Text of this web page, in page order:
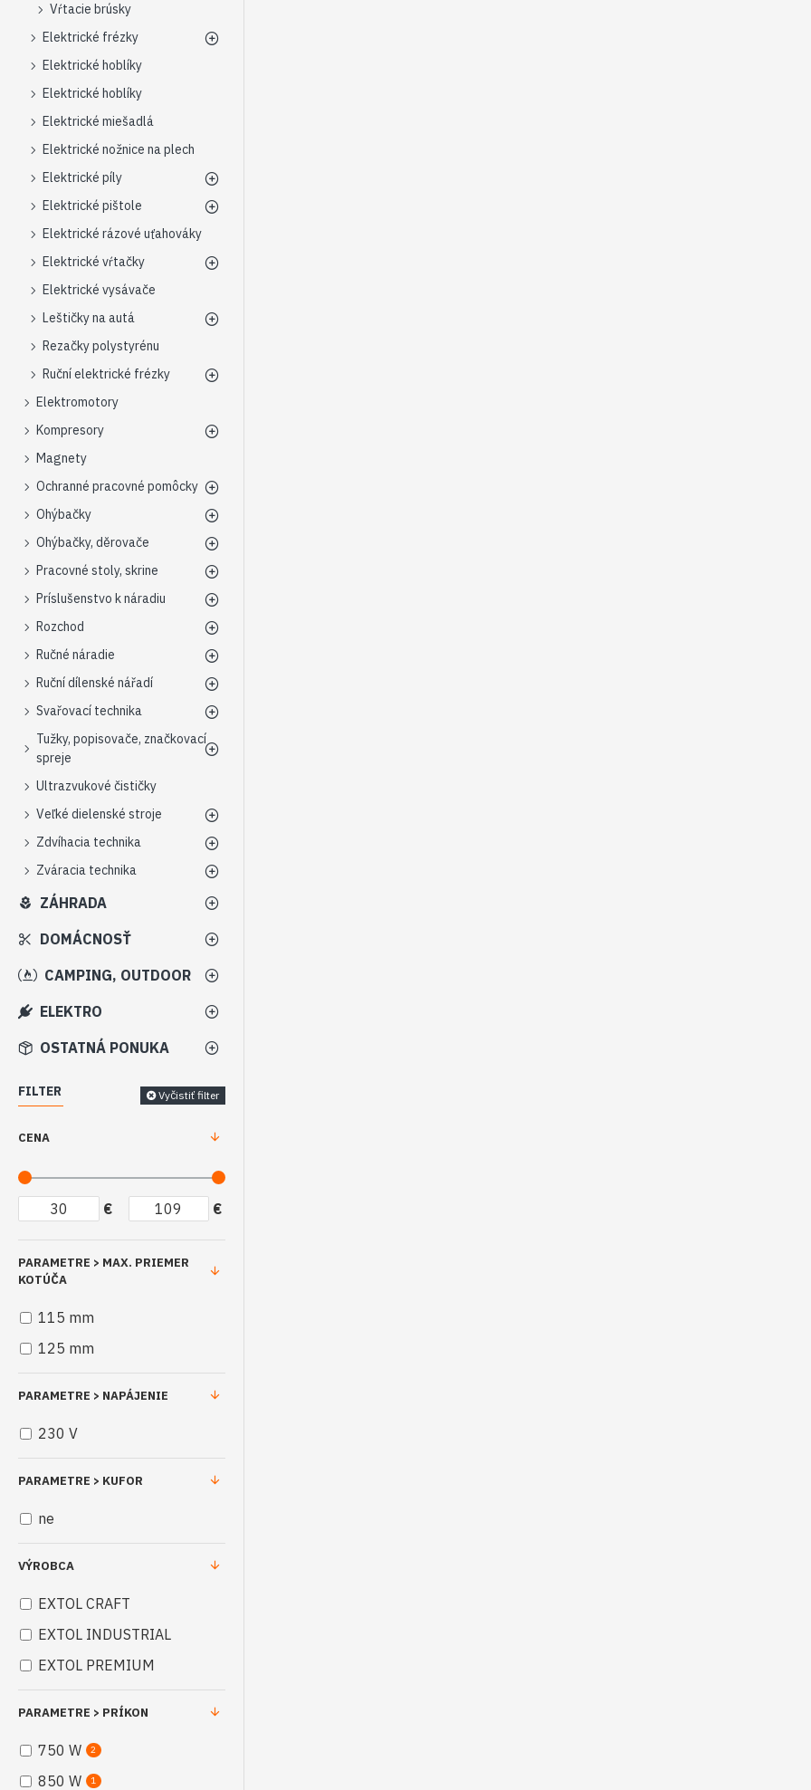
Vŕtacie brúsky
Elektrické frézky
Elektrické hoblíky
Elektrické hoblíky
Elektrické miešadlá
Elektrické nožnice na plech
Elektrické píly
Elektrické pištole
Elektrické rázové uťahováky
Elektrické vŕtačky
Elektrické vysávače
Leštičky na autá
Rezačky polystyrénu
Ruční elektrické frézky
Elektromotory
Kompresory
Magnety
Ochranné pracovné pomôcky
Ohýbačky
Ohýbačky, děrovače
Pracovné stoly, skrine
Príslušenstvo k náradiu
Rozchod
Ručné náradie
Ruční dílenské nářadí
Svařovací technika
Tužky, popisovače, značkovací
spreje
Ultrazvukové čističky
Veľké dielenské stroje
Zdvíhacia technika
Zváracia technika
ZÁHRADA
DOMÁCNOSŤ
CAMPING, OUTDOOR
ELEKTRO
OSTATNÁ PONUKA
FILTER Vyčistiť filter
CENA
€ €
VÝROBCA
EXTOL CRAFT
EXTOL INDUSTRIAL
EXTOL PREMIUM
PARAMETRE > MAX. PRIEMER
KOTÚČA
115 mm
125 mm
PARAMETRE > PRÍKON
750 W 2
850 W 1
PARAMETRE > NAPÁJENIE
230 V
PARAMETRE > KUFOR
ne